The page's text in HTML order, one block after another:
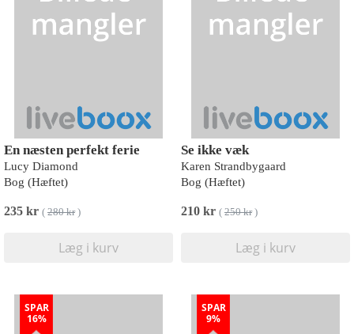
En næsten perfekt ferie
Lucy Diamond
Bog (Hæftet)
235 kr ( 280 kr)
Læg i kurv
Se ikke væk
Karen Strandbygaard
Bog (Hæftet)
210 kr ( 250 kr)
Læg i kurv
SPAR
16%
SPAR
9%